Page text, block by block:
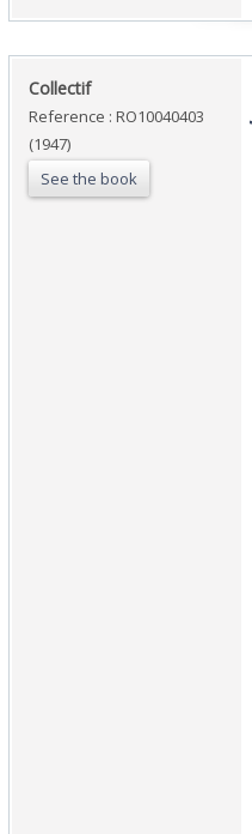
‎Collectif‎
Reference : RO10040403
(1947)
See the book